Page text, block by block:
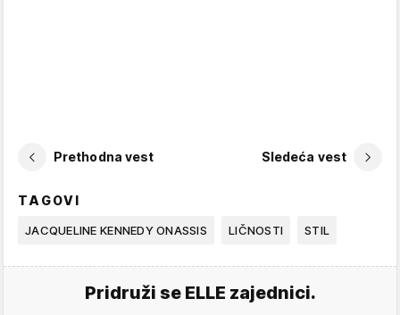
Prethodna vest Sledeća vest
TAGOVI
JACQUELINE KENNEDY ONASSIS LIČNOSTI STIL
Pridruži se ELLE zajednici.